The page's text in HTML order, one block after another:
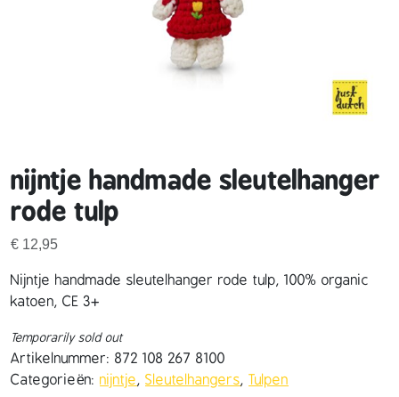
nijntje handmade sleutelhanger
rode tulp
€ 12,95
Nijntje handmade sleutelhanger rode tulp, 100% organic
katoen, CE 3+
Temporarily sold out
Artikelnummer: 872 108 267 8100
Categorieën: nijntje, Sleutelhangers, Tulpen